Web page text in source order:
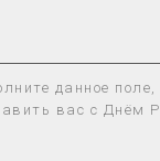
выбор базовых
была возможность
Яндекс.Сплит
данное
вас с Днём